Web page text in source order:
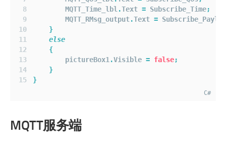
        MQTT_Time_lbl
.Text = Subscribe_Time;
        MQTT_RMsg_output
.Text =
}
else
{
        pictureBox1
.Visible = false;
}
}
C#
MQTT服务端